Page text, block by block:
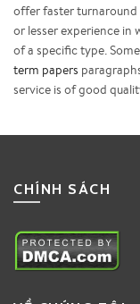
offer faster turnaround
or lesser experience in
of a specific type.
term papers
service is of good
CHÍNH SÁCH